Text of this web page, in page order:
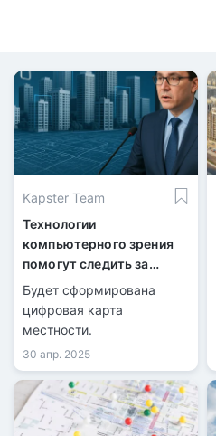
Kapster Team
Технологии
компьютерного зрения
помогут следить за
строительством в
городах
Будет сформирована
цифровая карта
местности.
30 апр. 2025